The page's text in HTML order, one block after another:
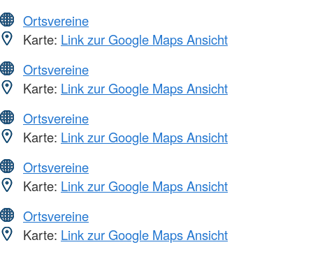
Ortsvereine
Karte: Link zur Google Maps Ansicht
Ortsvereine
Karte: Link zur Google Maps Ansicht
Ortsvereine
Karte: Link zur Google Maps Ansicht
Ortsvereine
Karte: Link zur Google Maps Ansicht
Ortsvereine
Karte: Link zur Google Maps Ansicht